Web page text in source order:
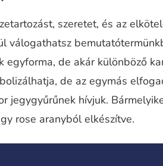
szeretet, és az
válogathatsz
de akár különböző
de az egymás
jegygyűrűnek hívjuk.
rose aranyból elkészítve.